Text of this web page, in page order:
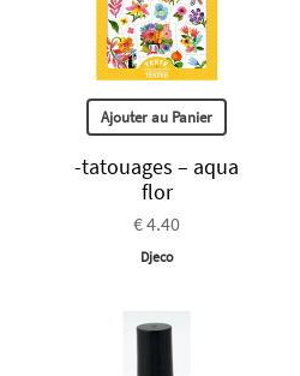
Ajouter au Panier
-tatouages – aqua
flor
€ 4.40
Djeco